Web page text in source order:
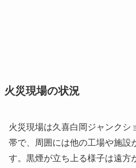
火災現場の状況
火災現場は久喜白岡ジャンクシ
帯で、周囲には他の工場や施設
す。黒煙が立ち上る様子は遠方